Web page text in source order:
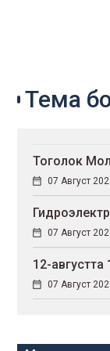
Тема
Тоголок
07 Август
07 Август
12-августта
07 Август